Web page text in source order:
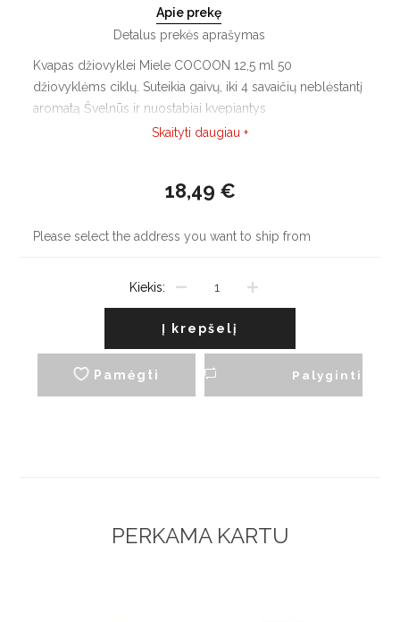
Apie prekę
Detalus prekės aprašymas
Kvapas džiovyklei Miele COCOON 12,5 ml 50
džiovyklėms ciklų. Suteikia gaivų, iki 4 savaičių neblėstantį
aromatą Švelnūs ir nuostabiai kvepiantys
skalbiniai."COCOON" — ramybės ir jaukumo kupinos
Skaityti daugiau +
18,49 €
Please select the address you want to ship from
Kiekis:
Pamėgti
Į krepšelį
Palyginti
PERKAMA KARTU